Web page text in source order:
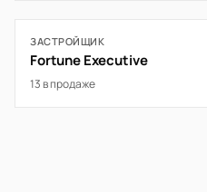
ЗАСТРОЙЩИК
Fortune Executive
13 в продаже